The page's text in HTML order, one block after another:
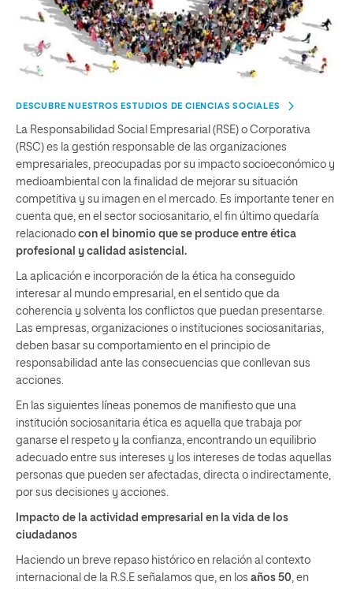
DESCUBRE NUESTROS ESTUDIOS DE CIENCIAS SOCIALES
La Responsabilidad Social Empresarial (RSE) o Corporativa
(RSC) es la gestión responsable de las organizaciones
empresariales, preocupadas por su impacto socioeconómico y
medioambiental con la finalidad de mejorar su situación
competitiva y su imagen en el mercado. Es importante tener en
cuenta que, en el sector sociosanitario, el fin último quedaría
relacionado con el binomio que se produce entre ética
profesional y calidad asistencial.
La aplicación e incorporación de la ética ha conseguido
interesar al mundo empresarial, en el sentido que da
coherencia y solventa los conflictos que puedan presentarse.
Las empresas, organizaciones o instituciones sociosanitarias,
deben basar su comportamiento en el principio de
responsabilidad ante las consecuencias que conllevan sus
acciones.
En las siguientes líneas ponemos de manifiesto que una
institución sociosanitaria ética es aquella que trabaja por
ganarse el respeto y la confianza, encontrando un equilibrio
adecuado entre sus intereses y los intereses de todas aquellas
personas que pueden ser afectadas, directa o indirectamente,
por sus decisiones y acciones.
Impacto de la actividad empresarial en la vida de los
ciudadanos
Haciendo un breve repaso histórico en relación al contexto
internacional de la R.S.E señalamos que, en los años 50, en